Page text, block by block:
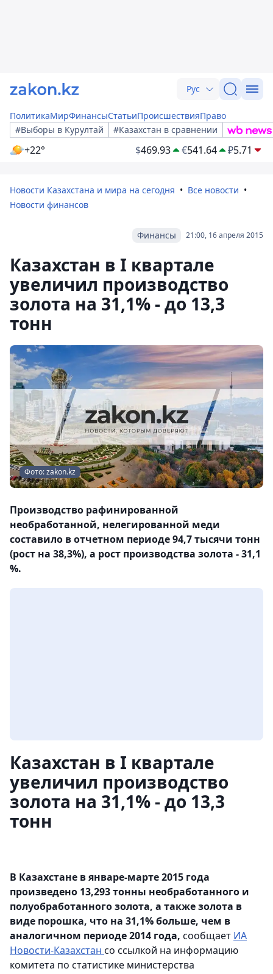
Рус
ПолитикаМирФинансыСтатьиПроисшествияПраво
#Выборы в Курултай
#Казахстан в сравнении
+22° $469.93 €541.64 ₽5.71
Новости Казахстана и мира на сегодня
Все новости
Новости финансов
21:00, 16 апреля 2015
Финансы
Казахстан в I квартале
увеличил производство
золота на 31,1% - до 13,3
тонн
Фото: zakon.kz
Производство рафинированной
необработанной, нелегированной меди
составило в отчетном периоде 94,7 тысячи тонн
(рост на 38,3%), а рост производства золота - 31,1
%.
Казахстан в I квартале
увеличил производство
золота на 31,1% - до 13,3
тонн
В Казахстане в январе-марте 2015 года
произведено 13,293 тонны необработанного и
полуобработанного золота, а также золота в
виде порошка, что на 31,1% больше, чем в
аналогичном периоде 2014 года, сообщает ИА
Новости-Казахстан со ссылкой на информацию
комитета по статистике министерства